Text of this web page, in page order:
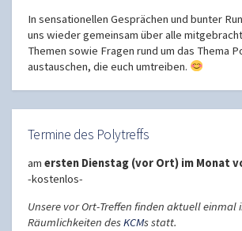
In sensationellen Gesprächen und bunter
uns wieder gemeinsam über alle
Themen sowie Fragen rund um das Thema
austauschen, die euch umtreiben.
Termine des Polytreffs
am ersten Dienstag (vor Ort) im Monat
-kostenlos-
Unsere vor Ort-Treffen finden aktuell einmal
Räumlichkeiten desKCMs statt.